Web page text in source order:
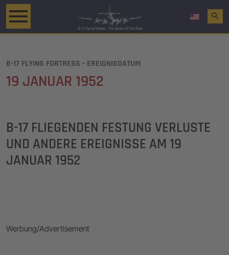
search
B-17 FLYING FORTRESS - EREIGNISDATUM
19 JANUAR 1952
B-17 FLIEGENDEN FESTUNG VERLUSTE
UND ANDERE EREIGNISSE AM 19
JANUAR 1952
Werbung/Advertisement